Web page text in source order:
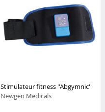
Stimulateur fitness ''Abgymnic''
Newgen Medicals